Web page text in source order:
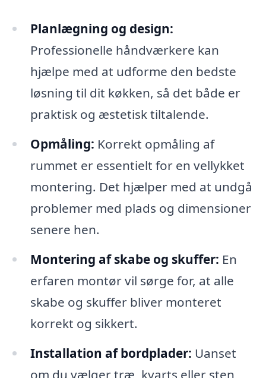
Planlægning og design:
Professionelle håndværkere kan
hjælpe med at udforme den bedste
løsning til dit køkken, så det både er
praktisk og æstetisk tiltalende.
Opmåling: Korrekt opmåling af
rummet er essentielt for en vellykket
montering. Det hjælper med at undgå
problemer med plads og dimensioner
senere hen.
Montering af skabe og skuffer: En
erfaren montør vil sørge for, at alle
skabe og skuffer bliver monteret
korrekt og sikkert.
Installation af bordplader: Uanset
om du vælger træ, kvarts eller sten,